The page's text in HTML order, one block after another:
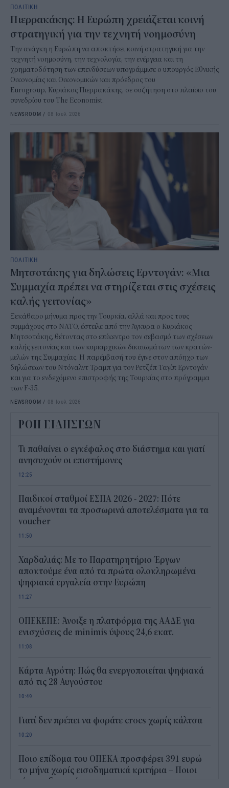
ΠΟΛΙΤΙΚΗ
Πιερρακάκης: Η Ευρώπη χρειάζεται κοινή
στρατηγική για την τεχνητή νοημοσύνη
Την ανάγκη η Ευρώπη να αποκτήσει κοινή στρατηγική για την
τεχνητή νοημοσύνη, την τεχνολογία, την ενέργεια και τη
χρηματοδότηση των επενδύσεων υπογράμμισε ο υπουργός Εθνικής
Οικονομίας και Οικονομικών και πρόεδρος του
Eurogroup, Κυριάκος Πιερρακάκης, σε συζήτηση στο πλαίσιο του
συνεδρίου του The Economist.
NEWSROOM / 08 Ιουλ 2026
ΠΟΛΙΤΙΚΗ
Μητσοτάκης για δηλώσεις Ερντογάν: «Μια
Συμμαχία πρέπει να στηρίζεται στις σχέσεις
καλής γειτονίας»
Ξεκάθαρο μήνυμα προς την Τουρκία, αλλά και προς τους
συμμάχους στο ΝΑΤΟ, έστειλε από την Άγκυρα ο Κυριάκος
Μητσοτάκης, θέτοντας στο επίκεντρο τον σεβασμό των σχέσεων
καλής γειτονίας και των κυριαρχικών δικαιωμάτων των κρατών-
μελών της Συμμαχίας. Η παρέμβασή του έγινε στον απόηχο των
δηλώσεων του Ντόναλντ Τραμπ για τον Ρετζέπ Ταγίπ Ερντογάν
και για το ενδεχόμενο επιστροφής της Τουρκίας στο πρόγραμμα
των F-35.
NEWSROOM / 08 Ιουλ 2026
ΡΟΗ ΕΙΔΗΣΕΩΝ
Τι παθαίνει ο εγκέφαλος στο διάστημα και γιατί
ανησυχούν οι επιστήμονες
12:25
Παιδικοί σταθμοί ΕΣΠΑ 2026 - 2027: Πότε
αναμένονται τα προσωρινά αποτελέσματα για τα
voucher
11:50
Χαρδαλιάς: Με το Παρατηρητήριο Έργων
αποκτούμε ένα από τα πρώτα ολοκληρωμένα
ψηφιακά εργαλεία στην Ευρώπη
11:27
ΟΠΕΚΕΠΕ: Άνοιξε η πλατφόρμα της ΑΑΔΕ για
ενισχύσεις de minimis ύψους 24,6 εκατ.
11:08
Κάρτα Αγρότη: Πώς θα ενεργοποιείται ψηφιακά
από τις 28 Αυγούστου
10:49
Γιατί δεν πρέπει να φοράτε crocs χωρίς κάλτσα
10:20
Ποιο επίδομα του ΟΠΕΚΑ προσφέρει 391 ευρώ
το μήνα χωρίς εισοδηματικά κριτήρια – Ποιοι
είναι οι δικαιούχοι